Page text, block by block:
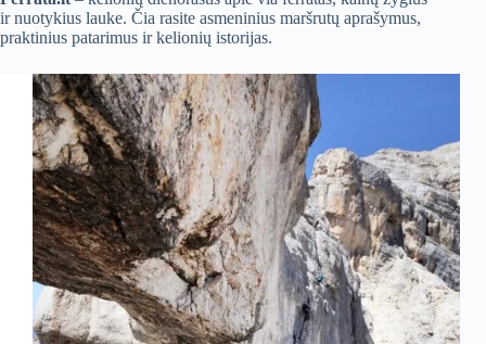
ir nuotykius lauke. Čia rasite asmeninius maršrutų aprašymus,
praktinius patarimus ir kelionių istorijas.